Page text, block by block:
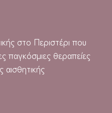
στο Περιστέρι που
παγκόσμιες θεραπείες